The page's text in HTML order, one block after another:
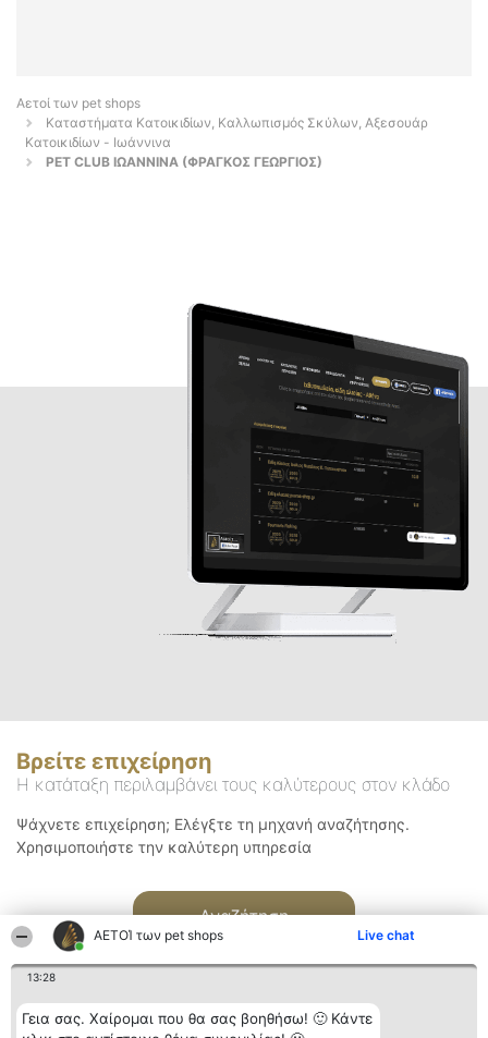
ΑΕΤΟΊ των pet shops Live chat
13:28
Γεια σας. Χαίρομαι που θα σας βοηθήσω! 🙂 Κάντε
Αετοί των pet shops
Καταστήματα Κατοικιδίων, Καλλωπισμός Σκύλων, Αξεσουάρ
Κατοικιδίων - Ιωάννινα
PET CLUB ΙΩΑΝΝΙΝΑ (ΦΡΑΓΚΟΣ ΓΕΩΡΓΙΟΣ)
Βρείτε επιχείρηση
Η κατάταξη περιλαμβάνει τους καλύτερους στον κλάδο
Ψάχνετε επιχείρηση; Ελέγξτε τη μηχανή αναζήτησης.
Χρησιμοποιήστε την καλύτερη υπηρεσία
Αναζήτηση